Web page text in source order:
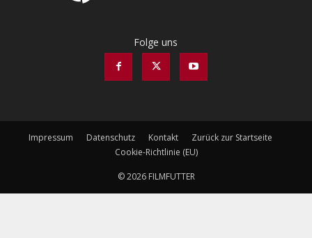
Folge uns
Impressum Datenschutz Kontakt
Zurück zur Startseite
Cookie-Richtlinie (EU)
© 2026 FILMFUTTER